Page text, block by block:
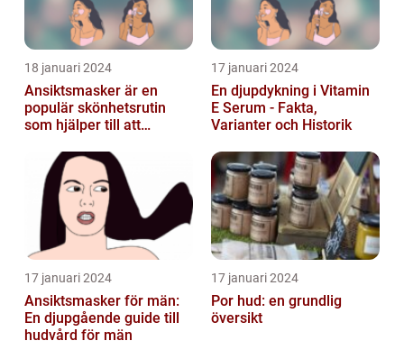
18 januari 2024
Ansiktsmasker är en
populär skönhetsrutin
som hjälper till att
huden
17 januari 2024
En djupdykning i Vitamin
E Serum - Fakta,
Varianter och Historik
17 januari 2024
Ansiktsmasker för män:
En djupgående guide till
hudvård för män
17 januari 2024
Por hud: en grundlig
översikt